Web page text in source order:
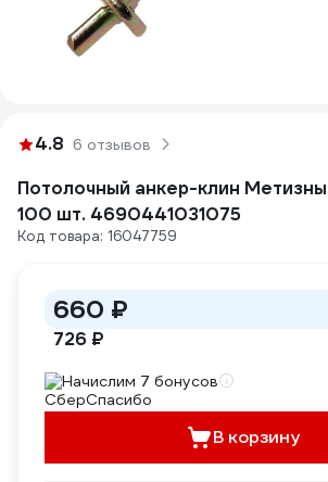
4.8 6 отзывов
Потолочный анкер-клин
100 шт. 4690441031075
Код товара: 16047759
660 ₽
726 ₽
Начислим 7 бонусов
В корзину